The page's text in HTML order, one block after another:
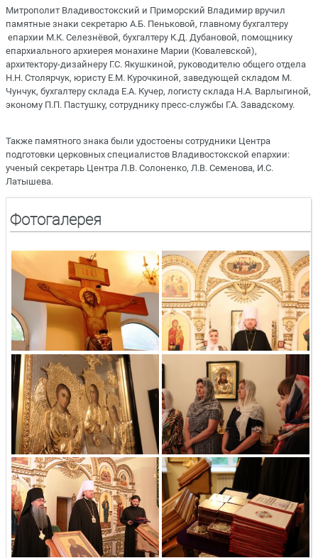
Митрополит Владивостокский и Приморский Владимир вручил
памятные знаки секретарю А.Б. Пеньковой, главному бухгалтеру
епархии М.К. Селезнёвой, бухгалтеру К.Д. Дубановой, помощнику
епархиального архиерея монахине Марии (Ковалевской),
архитектору-дизайнеру Г.С. Якушкиной, руководителю общего отдела
Н.Н. Столярчук, юристу Е.М. Курочкиной, заведующей складом М.
Чунчук, бухгалтеру склада Е.А. Кучер, логисту склада Н.А. Варлыгиной,
эконому П.П. Пастушку, сотруднику пресс-службы Г.А. Завадскому.
Также памятного знака были удостоены сотрудники Центра
подготовки церковных специалистов Владивостокской епархии:
ученый секретарь Центра Л.В. Солоненко, Л.В. Семенова, И.С.
Латышева.
Фотогалерея